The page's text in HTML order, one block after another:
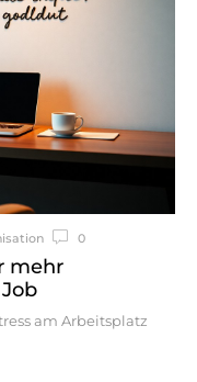
0
mehr
am Arbeitsplatz